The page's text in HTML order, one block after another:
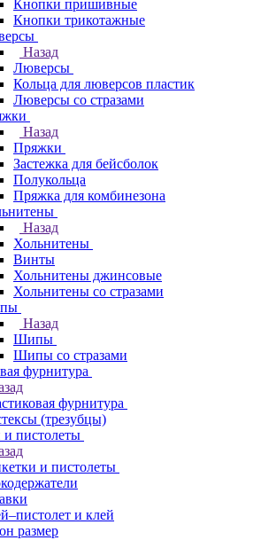
Кнопки пришивные
Кнопки трикотажные
Назад
Люверсы
Кольца для люверсов пластик
Люверсы со стразами
Назад
Пряжки
Застежка для бейсболок
Полукольца
Пряжка для комбинезона
Назад
Хольнитены
Винты
Хольнитены джинсовые
Хольнитены со стразами
Назад
Шипы
Шипы со стразами
фурнитура
фурнитура
(трезубцы)
и пистолеты
и пистолеты
и клей
размер